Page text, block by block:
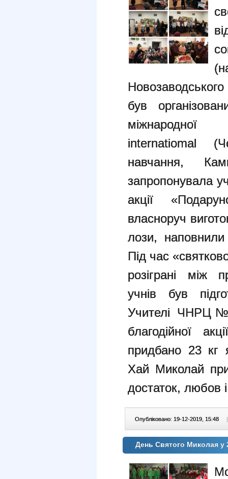
був
internatiomal
навчання,
запропонувала
акції
власноруч
лози,
Під час
розіграні між
учнів був
Учителі
благодійної
придбано 23 кг
Хай Миколай
достаток, любов
Опубліковано: 19-12-2019, 15:48 |
День Святого Миколая у